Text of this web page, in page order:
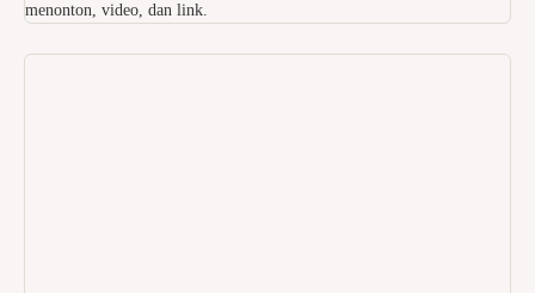
menonton, video, dan link.